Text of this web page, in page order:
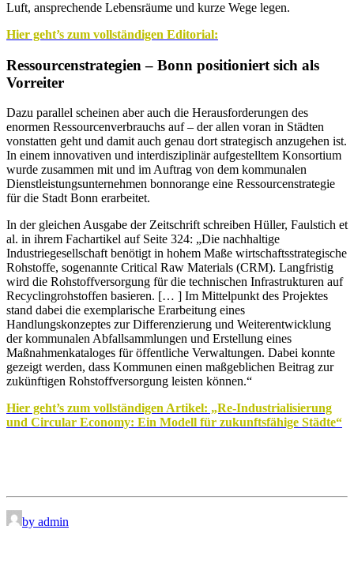
Luft, ansprechende Lebensräume und kurze Wege legen.
Hier geht’s zum vollständigen Editorial:
Ressourcenstrategien – Bonn positioniert sich als
Vorreiter
Dazu parallel scheinen aber auch die Herausforderungen des
enormen Ressourcenverbrauchs auf – der allen voran in Städten
vonstatten geht und damit auch genau dort strategisch anzugehen ist.
In einem innovativen und interdisziplinär aufgestelltem Konsortium
wurde zusammen mit und im Auftrag von dem kommunalen
Dienstleistungsunternehmen bonnorange eine Ressourcenstrategie
für die Stadt Bonn erarbeitet.
In der gleichen Ausgabe der Zeitschrift schreiben Hüller, Faulstich et
al. in ihrem Fachartikel auf Seite 324: „Die nachhaltige
Industriegesellschaft benötigt in hohem Maße wirtschaftsstrategische
Rohstoffe, sogenannte Critical Raw Materials (CRM). Langfristig
wird die Rohstoffversorgung für die technischen Infrastrukturen auf
Recyclingrohstoffen basieren. [… ] Im Mittelpunkt des Projektes
stand dabei die exemplarische Erarbeitung eines
Handlungskonzeptes zur Differenzierung und Weiterentwicklung
der kommunalen Abfallsammlungen und Erstellung eines
Maßnahmenkataloges für öffentliche Verwaltungen. Dabei konnte
gezeigt werden, dass Kommunen einen maßgeblichen Beitrag zur
zukünftigen Rohstoffversorgung leisten können.“
Hier geht’s zum vollständigen Artikel: „Re-Industrialisierung
und Circular Economy: Ein Modell für zukunftsfähige Städte“
by admin